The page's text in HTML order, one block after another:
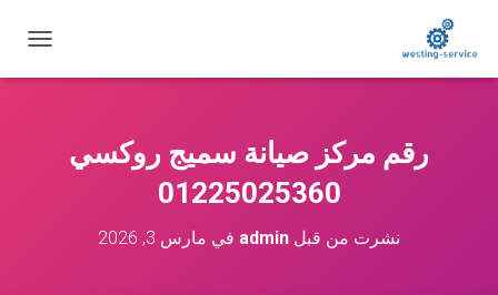
ب
رقم مركز صيانة سميج روكسي
01225025360
نشرت من قبل admin في مارس 3, 2026